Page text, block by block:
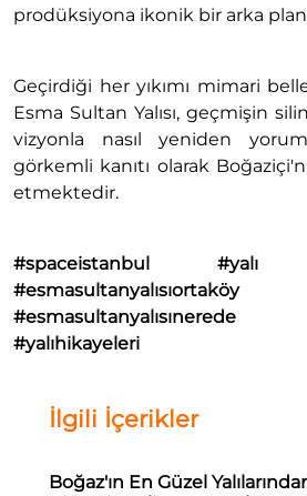
prodüksiyona ikonik bir arka
Geçirdiği her yıkımı mimari
Esma Sultan Yalısı, geçmişin
vizyonla nasıl yeniden
görkemli kanıtı olarak
etmektedir.
#spaceistanbul #yalı
#yalıhikayeleri
İlgili İçerikler
Boğaz'ın En Güzel